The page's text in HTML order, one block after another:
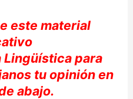
este material
Lingüísticapara
tuopiniónen
abajo.